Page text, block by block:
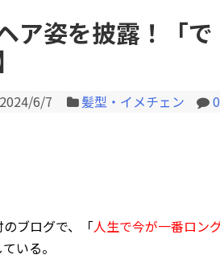
ア姿を披露！「で
2024/6/7 髪型・イメチェン 0
のブログで、「人生で今が一番ロン
いる。